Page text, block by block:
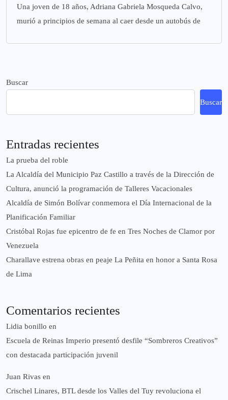
Una joven de 18 años, Adriana Gabriela Mosqueda Calvo,
murió a principios de semana al caer desde un autobús de
Buscar
Buscar
Entradas recientes
La prueba del roble
La Alcaldía del Municipio Paz Castillo a través de la Dirección de
Cultura, anunció la programación de Talleres Vacacionales
Alcaldía de Simón Bolívar conmemora el Día Internacional de la
Planificación Familiar
Cristóbal Rojas fue epicentro de fe en Tres Noches de Clamor por
Venezuela
Charallave estrena obras en peaje La Peñita en honor a Santa Rosa
de Lima
Comentarios recientes
Lidia bonillo en
Escuela de Reinas Imperio presentó desfile “Sombreros Creativos”
con destacada participación juvenil
Juan Rivas en
Crischel Linares, BTL desde los Valles del Tuy revoluciona el